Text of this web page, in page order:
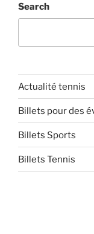
Search
Actualité tennis
Billets pour des
Billets Sports
Billets Tennis